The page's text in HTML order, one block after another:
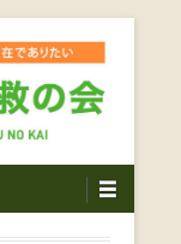
｜地域
存在で
後から被災者の
ンティア団体で